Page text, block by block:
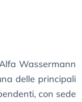
Wassermann
delle principali
con sede